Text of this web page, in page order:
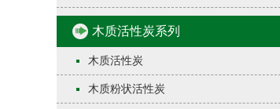
木质活性炭系列
木质活性炭
木质粉状活性炭